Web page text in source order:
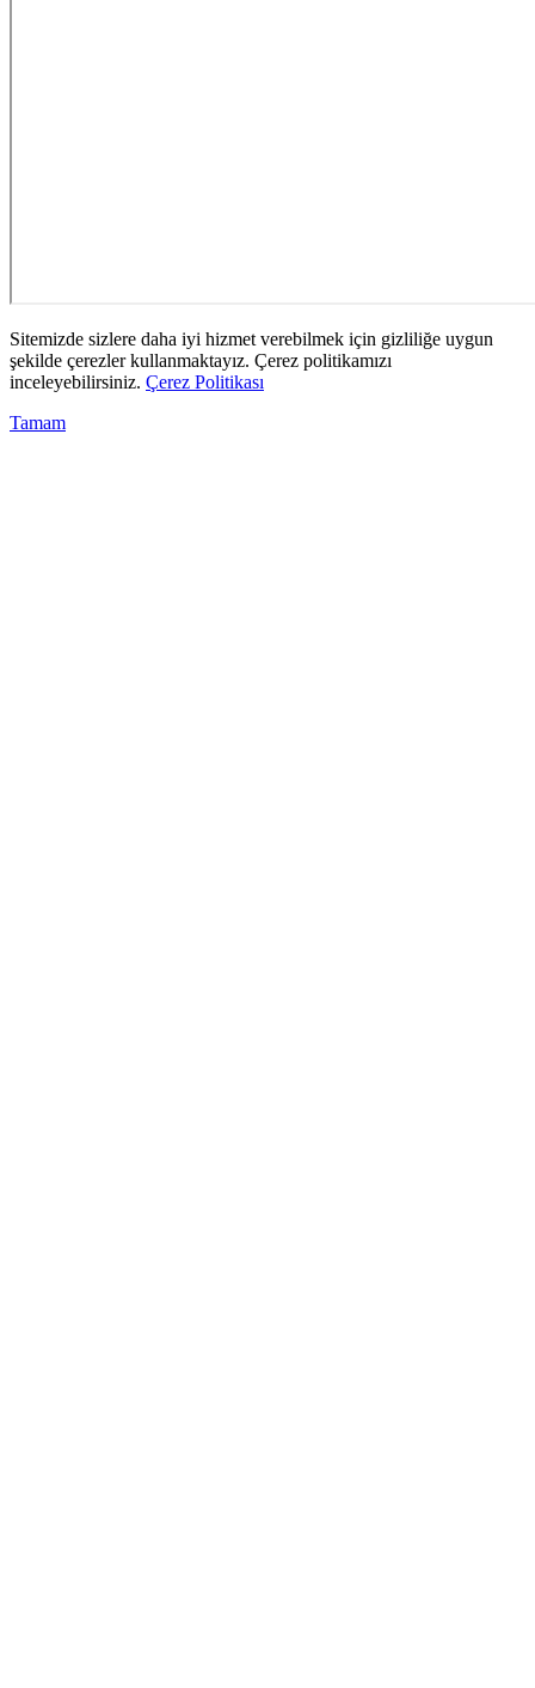
Sitemizde sizlere daha iyi hizmet verebilmek için gizliliğe uygun
şekilde çerezler kullanmaktayız. Çerez politikamızı
inceleyebilirsiniz. Çerez Politikası
Tamam